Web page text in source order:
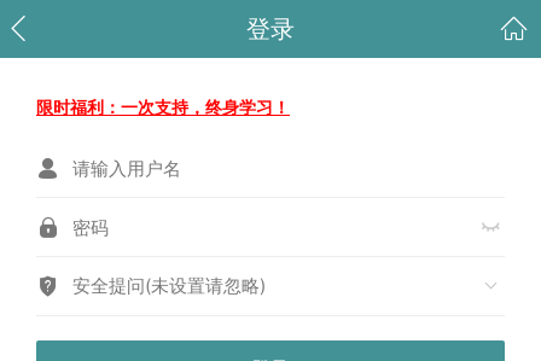
登录
限时福利：一次支持，终身学习！
安全提问(未设置请忽略)